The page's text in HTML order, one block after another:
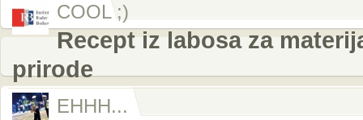
COOL ;)
Recept iz labosa za
prirode
EHHH...